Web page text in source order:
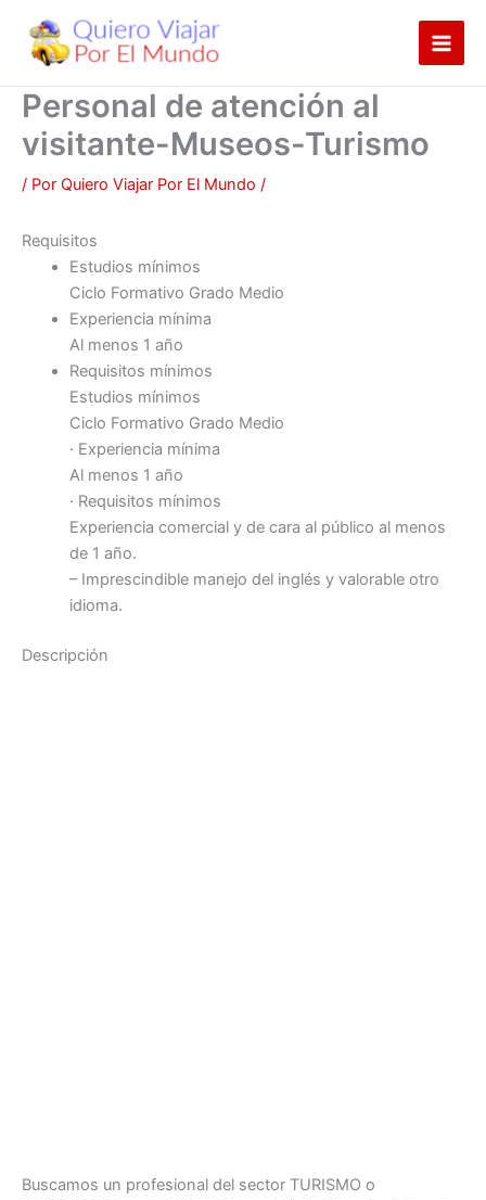
contenido
Personal de atención al
visitante-Museos-Turismo
/ Por Quiero Viajar Por El Mundo /
Requisitos
Estudios mínimos
Ciclo Formativo Grado Medio
Experiencia mínima
Al menos 1 año
Requisitos mínimos
Estudios mínimos
Ciclo Formativo Grado Medio
· Experiencia mínima
Al menos 1 año
· Requisitos mínimos
Experiencia comercial y de cara al público al menos
de 1 año.
– Imprescindible manejo del inglés y valorable otro
idioma.
Descripción
Buscamos un profesional del sector TURISMO o